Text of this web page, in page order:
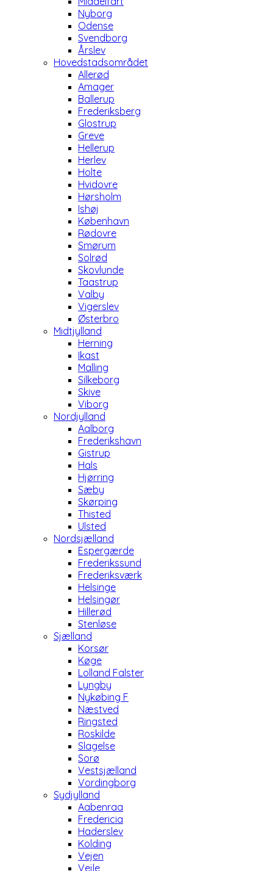
Nyborg
Odense
Svendborg
Årslev
Hovedstadsområdet
Allerød
Amager
Ballerup
Frederiksberg
Glostrup
Greve
Hellerup
Herlev
Holte
Hvidovre
Hørsholm
Ishøj
København
Rødovre
Smørum
Solrød
Skovlunde
Taastrup
Valby
Vigerslev
Østerbro
Midtjylland
Herning
Ikast
Malling
Silkeborg
Skive
Viborg
Nordjylland
Aalborg
Frederikshavn
Gistrup
Hals
Hjørring
Sæby
Skørping
Thisted
Ulsted
Nordsjælland
Espergærde
Frederikssund
Frederiksværk
Helsinge
Helsingør
Hillerød
Stenløse
Sjælland
Korsør
Køge
Lolland Falster
Lyngby
Nykøbing F
Næstved
Ringsted
Roskilde
Slagelse
Sorø
Vestsjælland
Vordingborg
Sydjylland
Aabenraa
Fredericia
Haderslev
Kolding
Vejen
Vejle